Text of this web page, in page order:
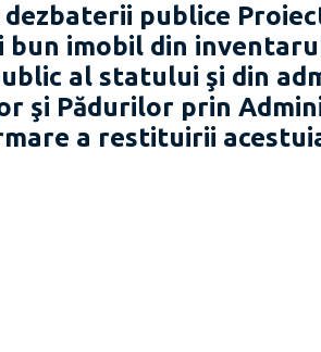
dezbaterii publice
bun imobil din
al statului şi din
şi Pădurilor prin
a restituirii